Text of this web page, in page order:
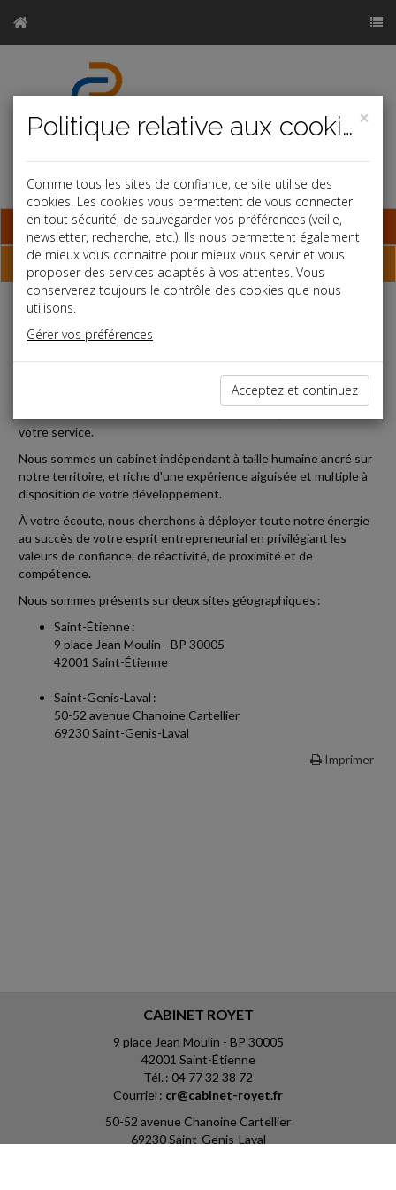
Base documentaire
Qui sommes-nous ?
Le CABINET ROYET a été créé en 1970 par
Notre cabinet de 19 personnes repose sur une organisation
votre service.
Nous sommes un cabinet indépendant à taille humaine ancré sur
notre territoire, et riche d'une expérience aiguisée et multiple à
disposition de votre développement.
À votre écoute, nous cherchons à déployer toute notre énergie
au succès de votre esprit entrepreneurial en privilégiant les
valeurs de confiance, de réactivité, de proximité et de
compétence.
Nous sommes présents sur deux sites géographiques :
Saint-Étienne :
9 place Jean Moulin - BP 30005
42001 Saint-Étienne
Saint-Genis-Laval :
50-52 avenue Chanoine Cartellier
69230 Saint-Genis-Laval
Imprimer
CABINET ROYET
9 place Jean Moulin - BP 30005
42001 Saint-Étienne
Tél. : 04 77 32 38 72
Courriel : cr@cabinet-royet.fr
50-52 avenue Chanoine Cartellier
69230 Saint-Genis-Laval
×
Politique relative aux cookies
Comme tous les sites de confiance, ce site utilise des
cookies. Les cookies vous permettent de vous connecter
en tout sécurité, de sauvegarder vos préférences (veille,
newsletter, recherche, etc.). Ils nous permettent également
de mieux vous connaitre pour mieux vous servir et vous
proposer des services adaptés à vos attentes. Vous
conserverez toujours le contrôle des cookies que nous
utilisons.
Gérer vos préférences
Acceptez et continuez